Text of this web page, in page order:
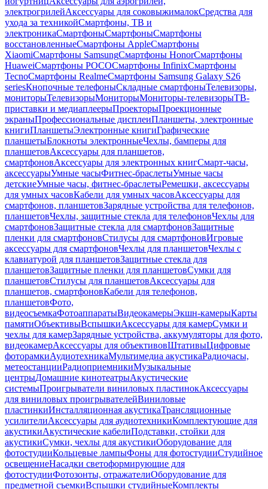
электрогрилейАксессуары для соковыжималокСредства для
ухода за техникойСмартфоны, ТВ и
электроникаСмартфоныСмартфоныСмартфоны
восстановленныеСмартфоны AppleСмартфоны
XiaomiСмартфоны SamsungСмартфоны HonorСмартфоны
HuaweiСмартфоны POCOСмартфоны InfinixСмартфоны
TecnoСмартфоны RealmeСмартфоны Samsung Galaxy S26
seriesКнопочные телефоныСкладные смартфоныТелевизоры,
мониторыТелевизорыМониторыМониторы-телевизорыТВ-
приставки и медиаплеерыПроекторыПроекционные
экраныПрофессиональные дисплеиПланшеты, электронные
книгиПланшетыЭлектронные книгиГрафические
планшетыБлокноты электронныеЧехлы, бамперы для
планшетовАксессуары для планшетов,
смартфоновАксессуары для электронных книгСмарт-часы,
аксессуарыУмные часыФитнес-браслетыУмные часы
детскиеУмные часы, фитнес-браслетыРемешки, аксессуары
для умных часовКабели для умных часовАксессуары для
смартфонов, планшетовЗарядные устройства для телефонов,
планшетовЧехлы, защитные стекла для телефоновЧехлы для
смартфоновЗащитные стекла для смартфоновЗащитные
пленки для смартфоновСтилусы для смартфоновИгровые
аксессуары для смартфоновЧехлы для планшетовЧехлы с
клавиатурой для планшетовЗащитные стекла для
планшетовЗащитные пленки для планшетовСумки для
планшетовСтилусы для планшетовАксессуары для
планшетов, смартфоновКабели для телефонов,
планшетовФото,
видеосъемкаФотоаппаратыВидеокамерыЭкшн-камерыКарты
памятиОбъективыВспышкиАксессуары для камерСумки и
чехлы для камерЗарядные устройства, аккумуляторы для фото,
видеокамерАксессуары для объективовШтативыЦифровые
фоторамкиАудиотехникаМультимедиа акустикаРадиочасы,
метеостанцииРадиоприемникиМузыкальные
центрыДомашние кинотеатрыАкустические
системыПроигрыватели виниловых пластинокАксессуары
для виниловых проигрывателейВиниловые
пластинкиИнсталляционная акустикаТрансляционные
усилителиАксессуары для аудиотехникиКомплектующие для
акустикиАкустические кабелиПодставки, стойки для
акустикиСумки, чехлы для акустикиОборудование для
фотостудииКольцевые лампыФоны для фотостудииСтудийное
освещениеНасадки светоформирующие для
фотостудииФотозонты, отражателиОборудование для
предметной съемкиВспышки студийныеКомплекты